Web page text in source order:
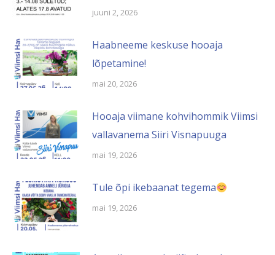
juuni 2, 2026
Haabneeme keskuse hooaja
lõpetamine!
mai 20, 2026
Hooaja viimane kohvihommik Viimsi
vallavanema Siiri Visnapuuga
mai 19, 2026
Tule õpi ikebaanat tegema
mai 19, 2026